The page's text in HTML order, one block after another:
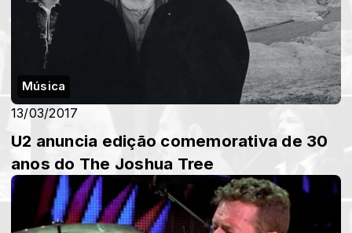
Música
13/03/2017
U2 anuncia edição comemorativa de 30
anos do The Joshua Tree